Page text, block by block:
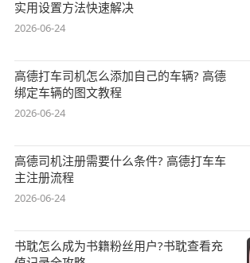
实用设置方法快速解决
2026-06-24
高德打车司机怎么添加自己的车辆? 高德
绑定车辆的图文教程
2026-06-24
高德司机注册需要什么条件? 高德打车车
主注册流程
2026-06-24
书耽怎么成为书籍粉丝用户?书耽查看充